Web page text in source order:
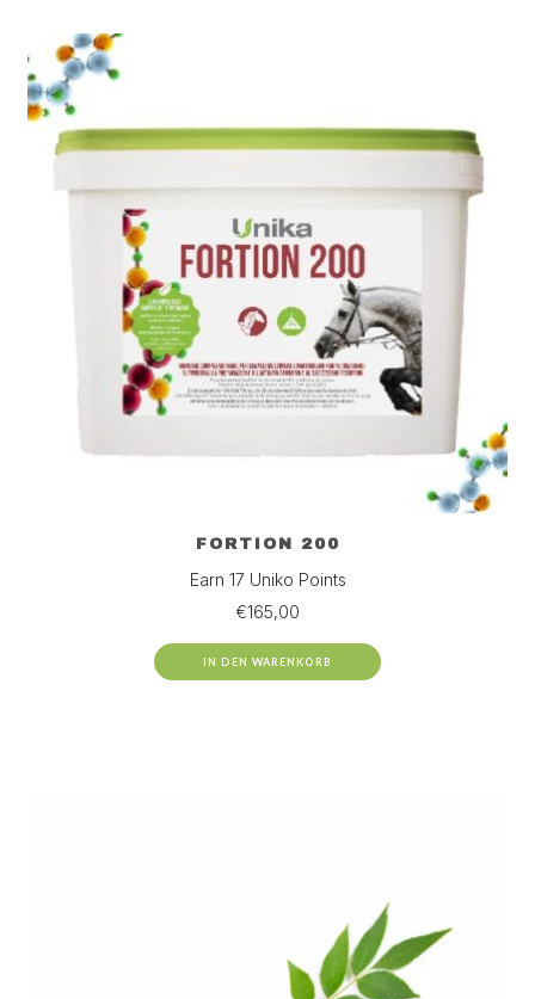
FORTION 200
Earn 17 Uniko Points
€165,00
IN DEN WARENKORB